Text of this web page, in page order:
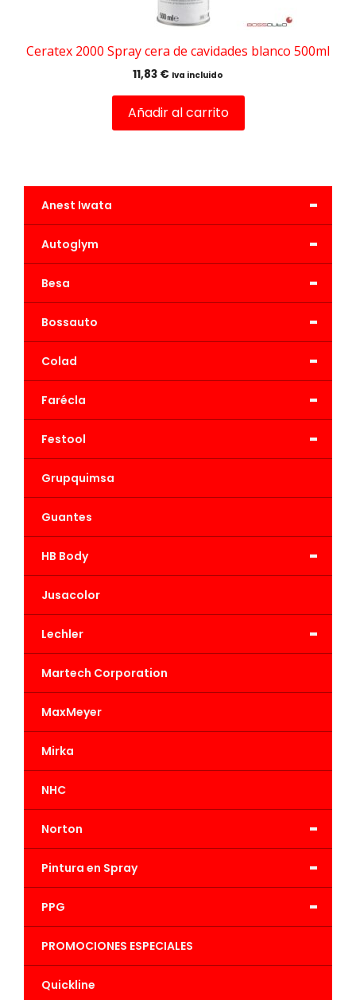
Ceratex 2000 Spray cera de cavidades blanco 500ml
11,83 € Iva incluido
Añadir al carrito
-
Anest Iwata
-
Autoglym
-
Besa
-
Bossauto
-
Colad
-
Farécla
-
Festool
Grupquimsa
Guantes
-
HB Body
Jusacolor
-
Lechler
Martech Corporation
MaxMeyer
Mirka
NHC
-
Norton
-
Pintura en Spray
-
PPG
PROMOCIONES ESPECIALES
Quickline